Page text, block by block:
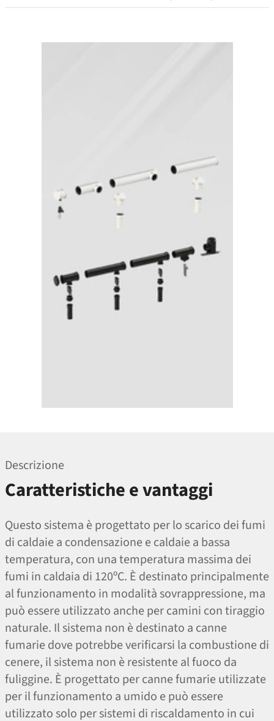
Descrizione
Caratteristiche e vantaggi
Questo sistema è progettato per lo scarico dei fumi
di caldaie a condensazione e caldaie a bassa
temperatura, con una temperatura massima dei
fumi in caldaia di 120ºC. È destinato principalmente
al funzionamento in modalità sovrappressione, ma
può essere utilizzato anche per camini con tiraggio
naturale. Il sistema non è destinato a canne
fumarie dove potrebbe verificarsi la combustione di
cenere, il sistema non è resistente al fuoco da
fuliggine. È progettato per canne fumarie utilizzate
per il funzionamento a umido e può essere
utilizzato solo per sistemi di riscaldamento in cui